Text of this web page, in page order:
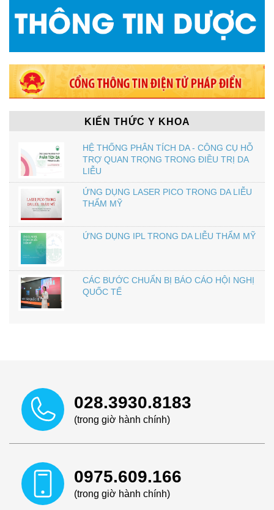
KIẾN THỨC Y KHOA
HỆ THỐNG PHÂN TÍCH DA - CÔNG CỤ HỖ
TRỢ QUAN TRỌNG TRONG ĐIỀU TRỊ DA
LIỄU
ỨNG DỤNG LASER PICO TRONG DA LIỄU
THẨM MỸ
ỨNG DỤNG IPL TRONG DA LIỄU THẨM MỸ
CÁC BƯỚC CHUẨN BỊ BÁO CÁO HỘI NGHỊ
QUỐC TẾ
028.3930.8183
(trong giờ hành chính)
0975.609.166
(trong giờ hành chính)